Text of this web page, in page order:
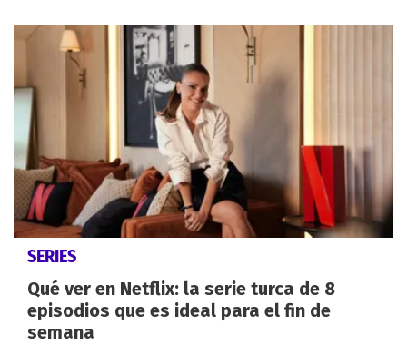
SERIES
Qué ver en Netflix: la serie turca de 8
episodios que es ideal para el fin de
semana